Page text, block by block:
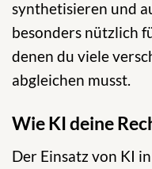
synthetisieren und
besonders nützlich
denen du viele
abgleichen musst.
Wie KI deine
Der Einsatz von KI